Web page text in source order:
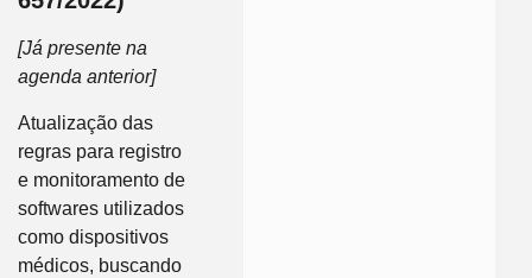
[Já presente na
agenda anterior]
Atualização das
regras para registro
e monitoramento de
softwares utilizados
como dispositivos
médicos, buscando